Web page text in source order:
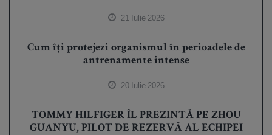
21 Iulie 2026
Cum îți protejezi organismul în perioadele de
antrenamente intense
20 Iulie 2026
TOMMY HILFIGER ÎL PREZINTĂ PE ZHOU
GUANYU, PILOT DE REZERVĂ AL ECHIPEI